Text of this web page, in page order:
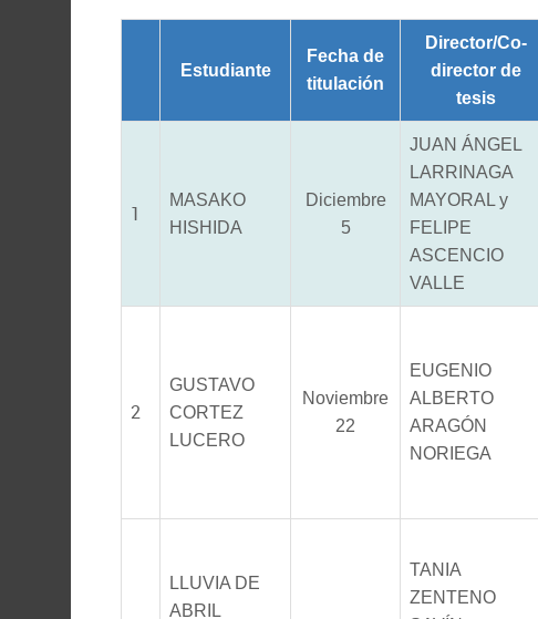
Estudiante
Fecha de
titulación
Director/Co-
director de
tesis
1
MASAKO
HISHIDA
Diciembre
5
JUAN ÁNGEL
LARRINAGA
MAYORAL y
FELIPE
ASCENCIO
VALLE
2
GUSTAVO
CORTEZ
LUCERO
Noviembre
22
EUGENIO
ALBERTO
ARAGÓN
NORIEGA
LLUVIA DE
ABRIL
TANIA
ZENTENO